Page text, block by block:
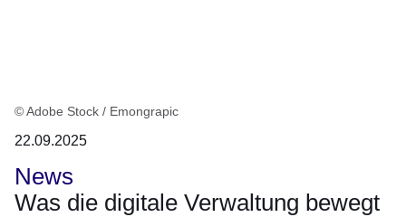
© Adobe Stock / Emongrapic
22.09.2025
News
Was die digitale Verwaltung bewegt